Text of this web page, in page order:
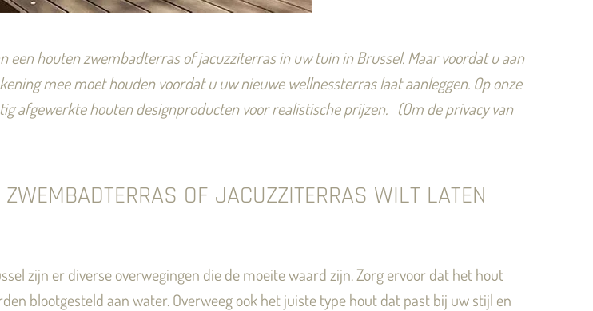
een houten zwembadterras of jacuzziterras in uw tuin in Brussel. Maar voordat u aan
mee moet houden voordat u uw nieuwe wellnessterras laat aanleggen. Op onze
afgewerkte houten designproducten voor realistische prijzen. (Om de privacy van
OF JACUZZITERRAS WILT LATEN
zijn er diverse overwegingen die de moeite waard zijn. Zorg ervoor dat het hout
blootgesteld aan water. Overweeg ook het juiste type hout dat past bij uw stijl en